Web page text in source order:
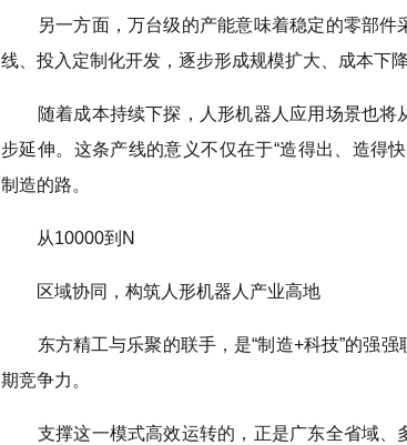
另一方面，万台级的产能意味着稳定的零部件
线、投入定制化开发，逐步形成规模扩大、成本下
随着成本持续下探，人形机器人应用场景也将
步延伸。这条产线的意义不仅在于“造得出、造得
制造的路。
从10000到N
区域协同，构筑人形机器人产业高地
东方精工与乐聚的联手，是“制造+科技”的强
期竞争力。
支撑这一模式高效运转的，正是广东全省域、